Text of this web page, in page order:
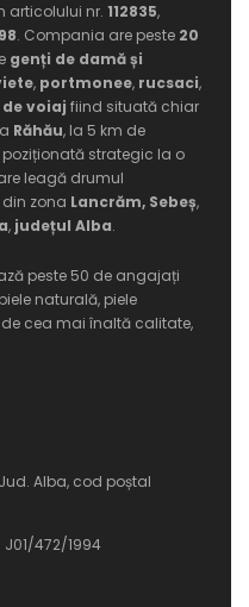
articolului nr. 112835,
. Compania are peste 20
genți de damă și
, portmonee, rucsaci,
voiaj fiind situată chiar
Răhău, la 5 km de
poziționată strategic la o
leagă drumul
din zona Lancrăm, Sebeș,
, județul Alba.
peste 50 de angajați
naturală, piele
cea mai înaltă calitate,
Jud. Alba, cod poștal
472/1994